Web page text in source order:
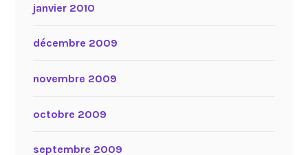
janvier 2010
décembre 2009
novembre 2009
octobre 2009
septembre 2009